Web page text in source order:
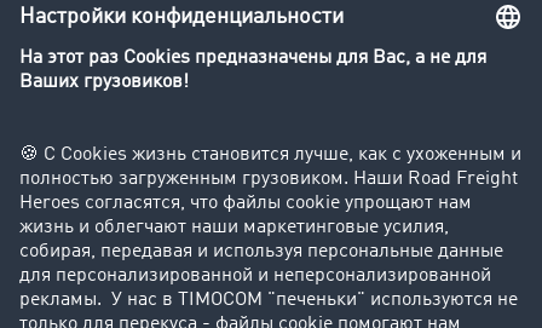
Компания
Истории успеха
Поддержка
Поддержка